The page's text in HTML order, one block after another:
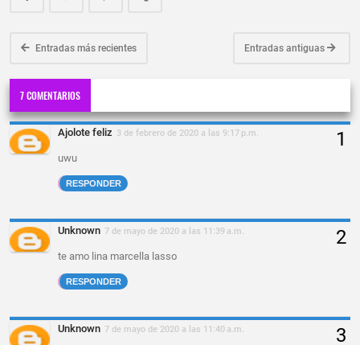
Entradas más recientes Entradas antiguas
7 COMENTARIOS
Ajolote feliz 3 de febrero de 2020 a las 9:17 p.m.
uwu
RESPONDER
Unknown 7 de mayo de 2020 a las 11:39 a.m.
te amo lina marcella lasso
RESPONDER
Unknown 7 de mayo de 2020 a las 11:40 a.m.